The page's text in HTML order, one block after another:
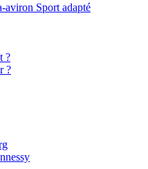
aviron Sport adapté
?
?